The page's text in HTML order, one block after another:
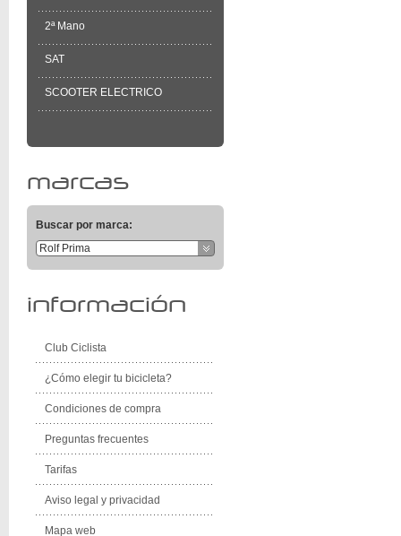
2ª Mano
SAT
SCOOTER ELECTRICO
marcas
Buscar por marca:
Rolf Prima
información
Club Ciclista
¿Cómo elegir tu bicicleta?
Condiciones de compra
Preguntas frecuentes
Tarifas
Aviso legal y privacidad
Mapa web